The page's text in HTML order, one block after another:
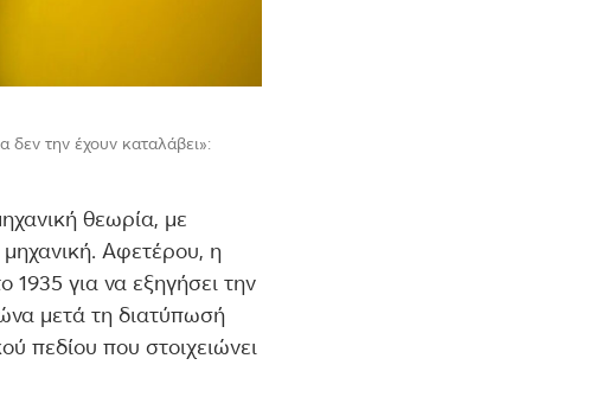
δεν την έχουν καταλάβει»:
θεωρία, με
Αφετέρου, η
1935 για να εξηγήσει την
μετά τη διατύπωσή
πεδίου που στοιχειώνει